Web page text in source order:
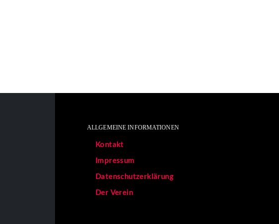
ALLGEMEINE INFORMATIONEN
Kontakt
Impressum
Datenschutzerklärung
Der Verein